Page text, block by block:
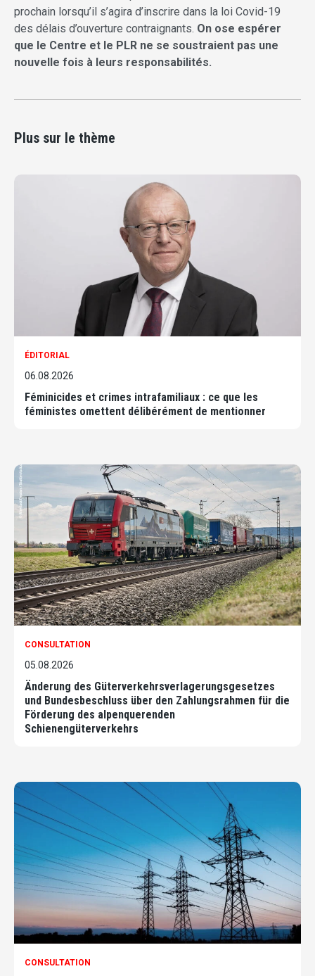
prochain lorsqu’il s’agira d’inscrire dans la loi Covid-19
des délais d’ouverture contraignants. On ose espérer
que le Centre et le PLR ne se soustraient pas une
nouvelle fois à leurs responsabilités.
Plus sur le thème
ÉDITORIAL
06.08.2026
Féminicides et crimes intrafamiliaux : ce que les
féministes omettent délibérément de mentionner
CONSULTATION
05.08.2026
Änderung des Güterverkehrsverlagerungsgesetzes
und Bundesbeschluss über den Zahlungsrahmen für die
Förderung des alpenquerenden
Schienengüterverkehrs
CONSULTATION